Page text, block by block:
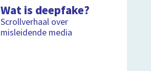
Wat is deepfake?
Scrollverhaal over
misleidende media